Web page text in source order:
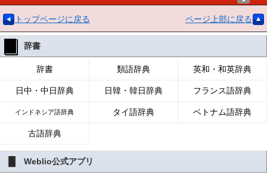
トップページに戻る ページ上部に戻る
辞書
辞書 類語辞典 英和・和英辞典
日中・中日辞典 日韓・韓日辞典 フランス語辞典
インドネシア語辞典 タイ語辞典 ベトナム語辞典
古語辞典
Weblio公式アプリ